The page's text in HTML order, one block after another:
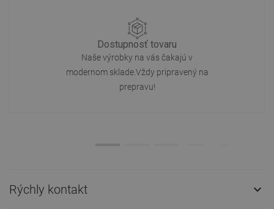
Dostupnosť tovaru
Naše výrobky na vás čakajú v
modernom sklade.Vždy pripravený na
prepravu!
Rýchly kontakt 